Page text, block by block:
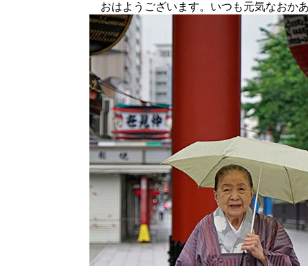
おはようございます。いつも元気なお